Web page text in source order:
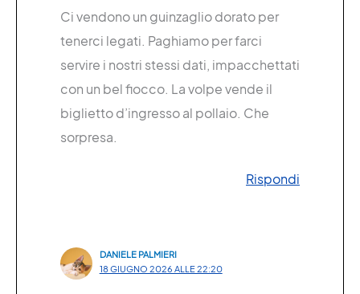
Ci vendono un guinzaglio dorato per
tenerci legati. Paghiamo per farci
servire i nostri stessi dati, impacchettati
con un bel fiocco. La volpe vende il
biglietto d’ingresso al pollaio. Che
sorpresa.
Rispondi
DANIELE PALMIERI
18 GIUGNO 2026 ALLE 22:20